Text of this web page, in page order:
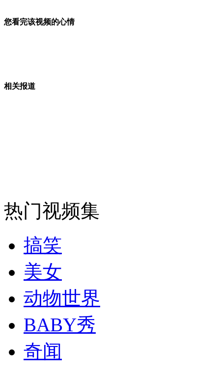
"女神"周秀娜助阵广州汽车嘉年华
山西运城恶犬咬伤多人 警民合力深夜将其击毙
女孩北京地铁殴打老人 痛下狠手拳打脚踢
无痛分娩是否安全 医生回应
外交部：反对强权政治霸凌主义
外交部：有关国家言论片面不公正
您看完该视频的心情
相关报道
热门视频集
搞笑
美女
动物世界
BABY秀
奇闻